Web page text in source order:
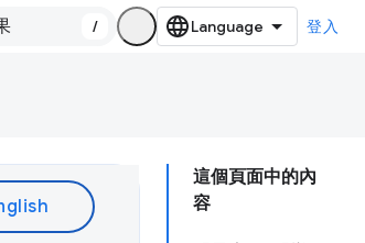
/ 登入
這個頁面中的內
容